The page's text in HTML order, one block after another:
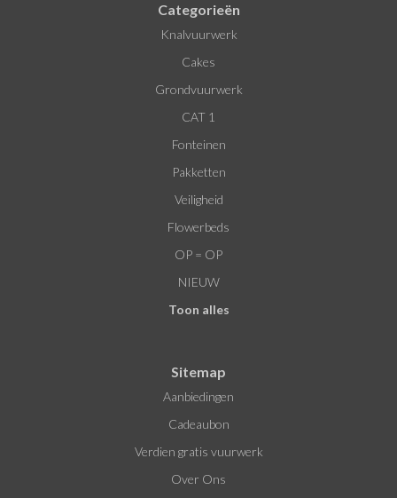
Categorieën
Knalvuurwerk
Cakes
Grondvuurwerk
CAT 1
Fonteinen
Pakketten
Veiligheid
Flowerbeds
OP = OP
NIEUW
Toon alles
Sitemap
Aanbiedingen
Cadeaubon
Verdien gratis vuurwerk
Over Ons